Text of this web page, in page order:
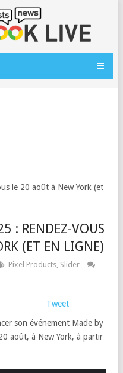
le 20 août à New York (et
: RENDEZ-VOUS
(ET EN LIGNE)
Pixel Products, Slider
Tweet
son événement Made by
août, à New York, à partir